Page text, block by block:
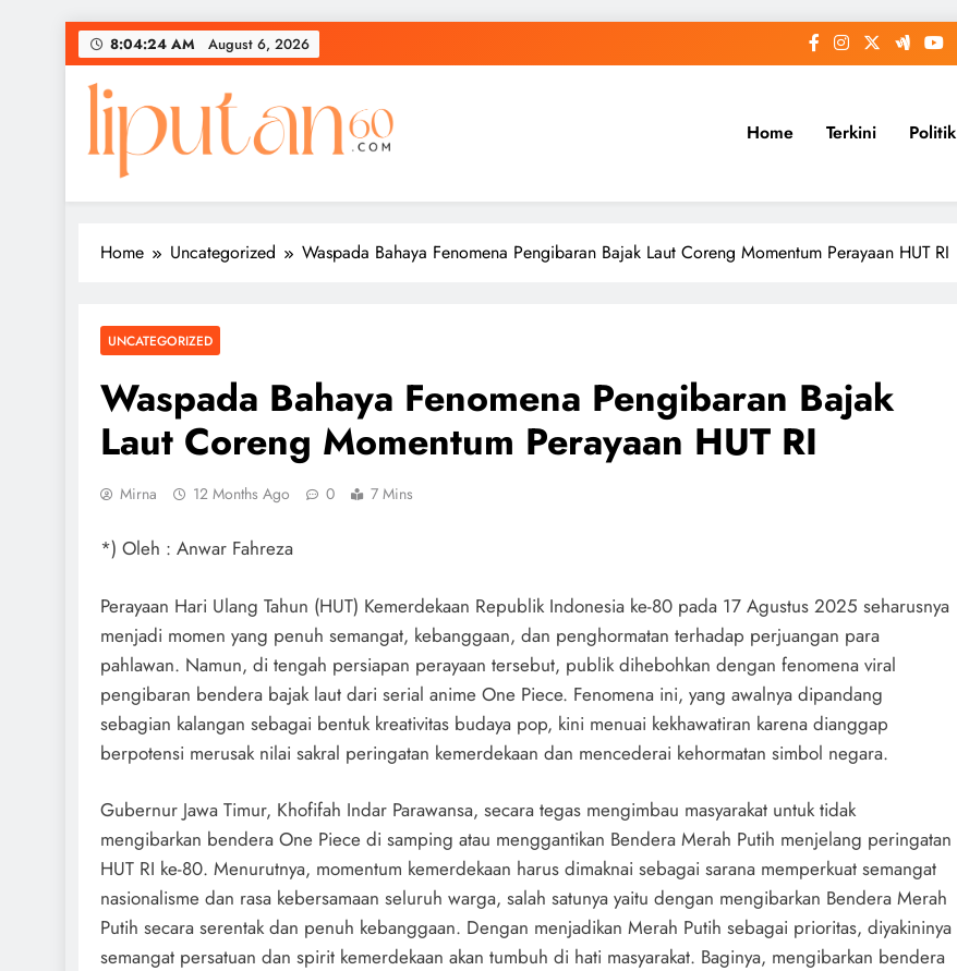
Skip
to
content
8:04:24 AM August 6, 2026
Home Terkini Politik
Home Uncategorized Waspada Bahaya Fenomena Pengibaran Bajak Laut Coreng Momentum Perayaan HUT RI
UNCATEGORIZED
Waspada Bahaya Fenomena Pengibaran Bajak
Laut Coreng Momentum Perayaan HUT RI
Mirna 12 Months Ago 0 7 Mins
*) Oleh : Anwar Fahreza
Perayaan Hari Ulang Tahun (HUT) Kemerdekaan Republik Indonesia ke-80 pada 17 Agustus 2025 seharusnya
menjadi momen yang penuh semangat, kebanggaan, dan penghormatan terhadap perjuangan para
pahlawan. Namun, di tengah persiapan perayaan tersebut, publik dihebohkan dengan fenomena viral
pengibaran bendera bajak laut dari serial anime One Piece. Fenomena ini, yang awalnya dipandang
sebagian kalangan sebagai bentuk kreativitas budaya pop, kini menuai kekhawatiran karena dianggap
berpotensi merusak nilai sakral peringatan kemerdekaan dan mencederai kehormatan simbol negara.
Gubernur Jawa Timur, Khofifah Indar Parawansa, secara tegas mengimbau masyarakat untuk tidak
mengibarkan bendera One Piece di samping atau menggantikan Bendera Merah Putih menjelang peringatan
HUT RI ke-80. Menurutnya, momentum kemerdekaan harus dimaknai sebagai sarana memperkuat semangat
nasionalisme dan rasa kebersamaan seluruh warga, salah satunya yaitu dengan mengibarkan Bendera Merah
Putih secara serentak dan penuh kebanggaan. Dengan menjadikan Merah Putih sebagai prioritas, diyakininya
semangat persatuan dan spirit kemerdekaan akan tumbuh di hati masyarakat. Baginya, mengibarkan bendera